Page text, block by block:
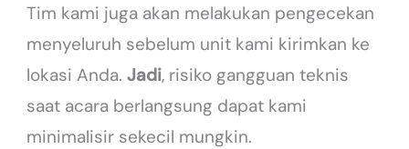
Tim kami juga akan melakukan pengecekan
menyeluruh sebelum unit kami kirimkan ke
lokasi Anda.Jadi, risiko gangguan teknis
saat acara berlangsung dapat kami
minimalisir sekecil mungkin.